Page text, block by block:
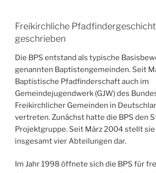
Freikirchliche
geschrieben
Die BPS entstand als typische
genannten Baptistengemeinden. Seit
Baptistische Pfadfinderschaft auch im
Gemeindejugendwerk (GJW) des
Freikirchlicher Gemeinden in
vertreten. Zunächst hatte die BPS den
Projektgruppe. Seit März 2004 stellt sie
insgesamt vier Abteilungen dar.
Im Jahr 1998 öffnete sich die BPS für